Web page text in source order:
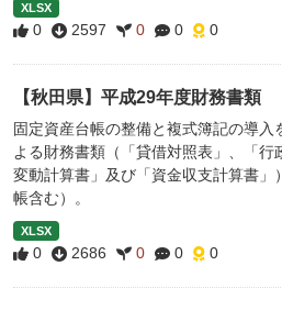
XLSX
0 2597 0 0 0
【秋田県】平成29年度財務書類
固定資産台帳の整備と複式簿記の導入
よる財務書類（「貸借対照表」、「
変動計算書」及び「資金収支計算書」
帳含む）。
XLSX
0 2686 0 0 0